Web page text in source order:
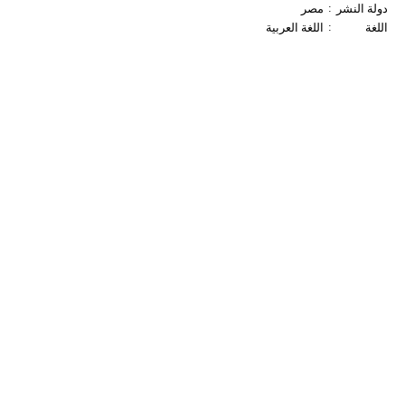
دولة النشر
: مصر
اللغة
: اللغة العربية